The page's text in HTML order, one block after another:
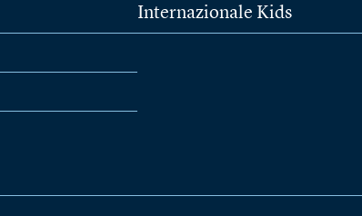
Internazionale Kids